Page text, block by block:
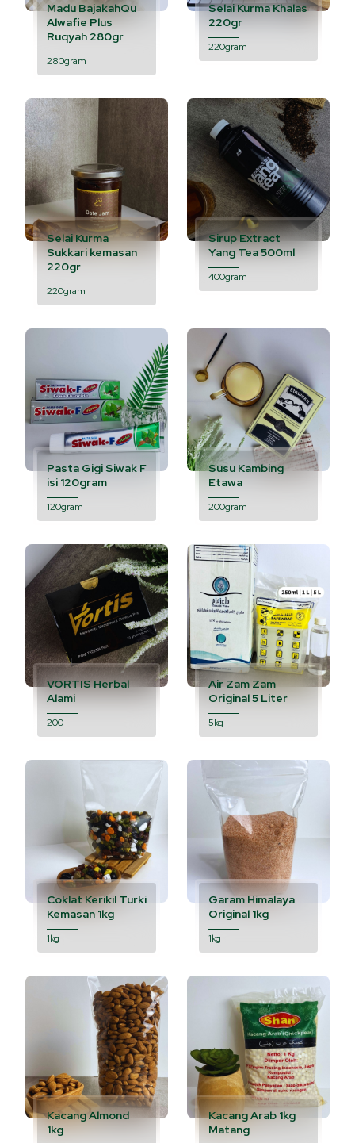
Madu BajakahQu
Alwafie Plus
Ruqyah 280gr
280gram
Selai Kurma Khalas
220gr
220gram
Selai Kurma
Sukkari kemasan
220gr
220gram
Sirup Extract
Yang Tea 500ml
400gram
Pasta Gigi Siwak F
isi 120gram
120gram
Susu Kambing
Etawa
200gram
VORTIS Herbal
Alami
200
Air Zam Zam
Original 5 Liter
5kg
Coklat Kerikil Turki
Kemasan 1kg
1kg
Garam Himalaya
Original 1kg
1kg
Kacang Almond
1kg
Kacang Arab 1kg
Matang